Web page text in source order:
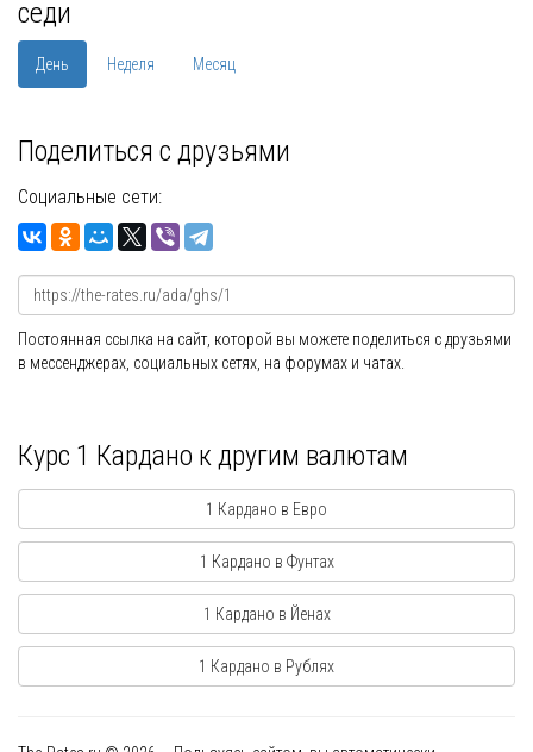
седи
День Неделя Месяц
Поделиться с друзьями
Социальные сети:
Постоянная ссылка на сайт, которой вы можете поделиться с друзьями
в мессенджерах, социальных сетях, на форумах и чатах.
Курс 1 Кардано к другим валютам
1 Кардано в Евро
1 Кардано в Фунтах
1 Кардано в Йенах
1 Кардано в Рублях